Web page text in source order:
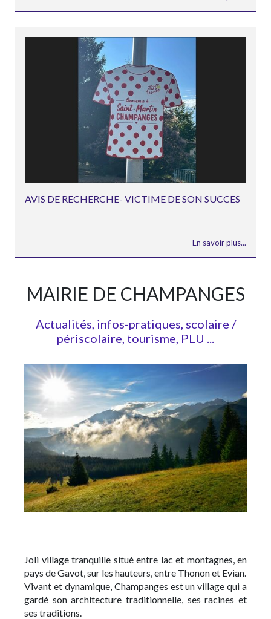
AVIS DE RECHERCHE- VICTIME DE SON SUCCES
En savoir plus...
MAIRIE DE CHAMPANGES
Actualités, infos-pratiques, scolaire /
périscolaire, tourisme, PLU ...
Joli village tranquille situé entre lac et montagnes, en
pays de Gavot, sur les hauteurs, entre Thonon et Evian.
Vivant et dynamique, Champanges est un village qui a
gardé son architecture traditionnelle, ses racines et
ses traditions.